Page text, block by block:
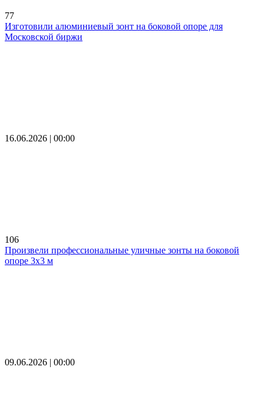
77
Изготовили алюминиевый зонт на боковой опоре для
Московской биржи
16.06.2026 | 00:00
106
Произвели профессиональные уличные зонты на боковой
опоре 3х3 м
09.06.2026 | 00:00